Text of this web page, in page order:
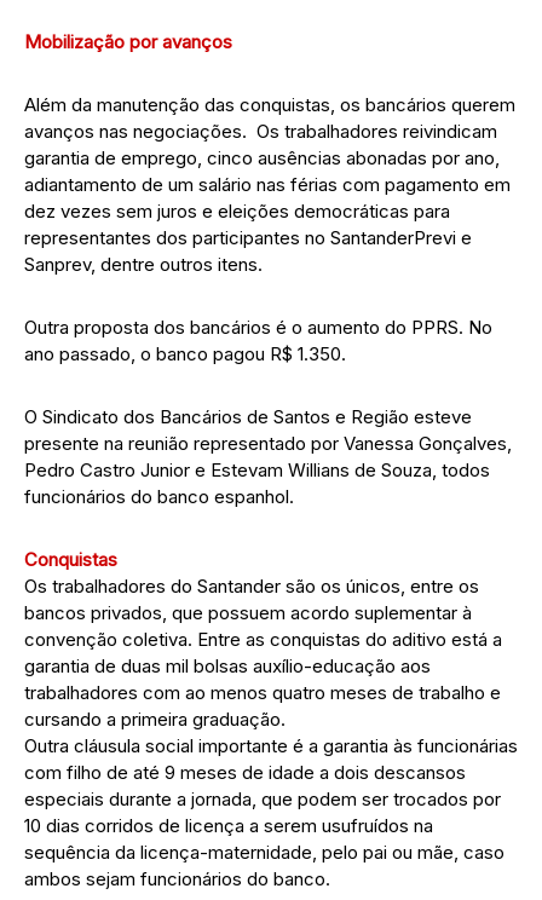
Mobilização por avanços
Além da manutenção das conquistas, os bancários querem
avanços nas negociações. Os trabalhadores reivindicam
garantia de emprego, cinco ausências abonadas por ano,
adiantamento de um salário nas férias com pagamento em
dez vezes sem juros e eleições democráticas para
representantes dos participantes no SantanderPrevi e
Sanprev, dentre outros itens.
Outra proposta dos bancários é o aumento do PPRS. No
ano passado, o banco pagou R$ 1.350.
O Sindicato dos Bancários de Santos e Região esteve
presente na reunião representado por Vanessa Gonçalves,
Pedro Castro Junior e Estevam Willians de Souza, todos
funcionários do banco espanhol.
Conquistas
Os trabalhadores do Santander são os únicos, entre os
bancos privados, que possuem acordo suplementar à
convenção coletiva. Entre as conquistas do aditivo está a
garantia de duas mil bolsas auxílio-educação aos
trabalhadores com ao menos quatro meses de trabalho e
cursando a primeira graduação.
Outra cláusula social importante é a garantia às funcionárias
com filho de até 9 meses de idade a dois descansos
especiais durante a jornada, que podem ser trocados por
10 dias corridos de licença a serem usufruídos na
sequência da licença-maternidade, pelo pai ou mãe, caso
ambos sejam funcionários do banco.